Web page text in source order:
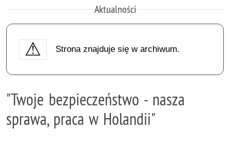
Aktualności
Strona znajduje się w archiwum.
"Twoje bezpieczeństwo - nasza
sprawa, praca w Holandii"